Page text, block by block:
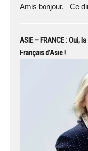
Amis bonjour, Ce
ASIE – FRANCE : Oui,
Français d’Asie !